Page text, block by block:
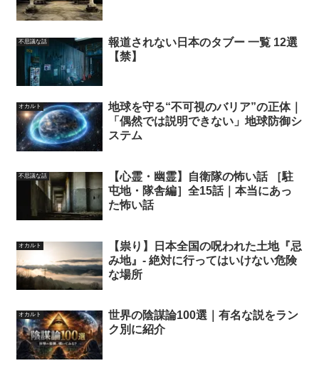
不思議な話
報道されない日本のタブー 一覧 12選
【禁】
オカルト
地球を守る“不可視のバリア”の正体｜
「偶然では説明できない」地球防御シ
ステム
不思議な話
【心霊・幽霊】自衛隊の怖い話 ［駐
屯地・隊舎編］全15話｜本当にあっ
た怖い話
オカルト
【祟り】日本全国の呪われた土地『忌
み地』- 絶対に行ってはいけない危険
な場所
オカルト
世界の陰謀論100選｜有名な説をラン
ク別に紹介